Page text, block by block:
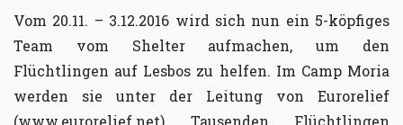
Vom 20.11. – 3.12.2016 wird sich nun ein 5-köpfiges
Team vom Shelter aufmachen, um den
Flüchtlingen auf Lesbos zu helfen. Im Camp Moria
werden sie unter der Leitung von Eurorelief